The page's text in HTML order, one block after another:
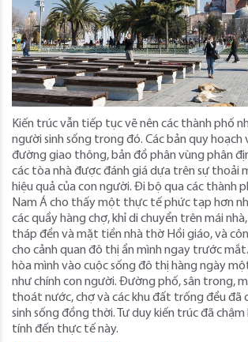
Kiến trúc vẫn tiếp tục vẽ nên các thành phố
người sinh sống trong đó. Các bản quy hoạch
đường giao thông, bản đồ phân vùng phân
các tòa nhà được đánh giá dựa trên sự thoải
hiệu quả của con người. Đi bộ qua các thành
Nam Á cho thấy một thực tế phức tạp hơn
các quầy hàng chợ, khỉ di chuyển trên mái
tháp đền và mặt tiền nhà thờ Hồi giáo, và
cho cảnh quan đô thị ẩn mình ngay trước
hòa mình vào cuộc sống đô thị hàng ngày
như chính con người. Đường phố, sân trong,
thoát nước, chợ và các khu đất trống đều đã
sinh sống đồng thời. Tư duy kiến ​​trúc đã
tính đến thực tế này.